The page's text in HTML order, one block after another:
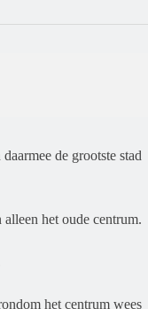
de grootste stad
het oude centrum.
het centrum wees